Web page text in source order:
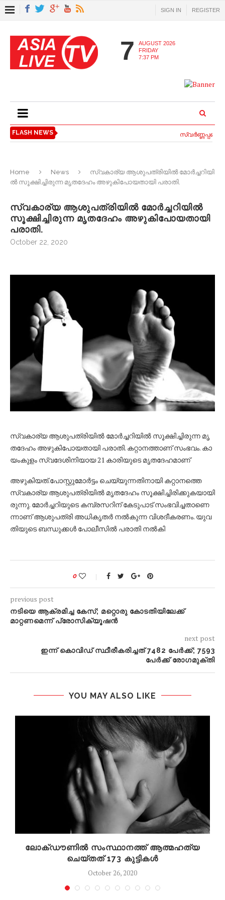
SIGN IN REGISTER
7
AUGUST 2026
FRIDAY
7:37 PM
FLASH NEWS സ്വര്‍ണ്ണപ്പണയ
Home News
സ്വ​കാ​ര്യ ആ​ശു​പ​ത്രി​യി​ൽ മോ​ർ​ച്ച​റി​യി​
ൽ സൂ​ക്ഷി​ച്ചി​രു​ന്ന മൃ​ത​ദേ​ഹം അ​ഴു​കി​പോ​യ​താ​യി പ​രാ​തി.
സ്വ​കാ​ര്യ ആ​ശു​പ​ത്രി​യി​ൽ മോ​ർ​ച്ച​റി​യി​ൽ
സൂ​ക്ഷി​ച്ചി​രു​ന്ന മൃ​ത​ദേ​ഹം അ​ഴു​കി​പോ​യ​താ​യി
പ​രാ​തി.
October 22, 2020
സ്വ​കാ​ര്യ ആ​ശു​പ​ത്രി​യി​ൽ മോ​ർ​ച്ച​റി​യി​ൽ സൂ​ക്ഷി​ച്ചി​രു​ന്ന മൃ​
ത​ദേ​ഹം അ​ഴു​കി​പോ​യ​താ​യി പ​രാ​തി. ക​റ്റാ​ന​ത്താ​ണ് സം​ഭ​വം. കാ​
യം​കു​ളം സ്വ​ദേ​ശി​നി​യാ​യ 21 കാ​രി​യു​ടെ മൃ​ത​ദേ​ഹ​മാ​ണ്
അ​ഴു​കി​യ​ത്.പോ​സ്റ്റു​മോ​ർ​ട്ടം ചെ​യ്യു​ന്ന​തി​നാ​യി ക​റ്റാ​ന​ത്തെ
സ്വ​കാ​ര്യ ആ​ശു​പ​ത്രി​യി​ൽ മൃ​ത​ദേ​ഹം സൂ​ക്ഷി​ച്ചി​രി​ക്കു​ക​യാ​യി​
രു​ന്നു. മോ​ർ​ച്ച​റി​യു​ടെ ക​മ്പ്ര​സ​റി​ന് കേ​ടു​പാ​ട് സം​ഭ​വി​ച്ച​താ​ണെ​
ന്നാ​ണ് ആ​ശു​പ​ത്രി അ​ധി​കൃ​ത​ർ ന​ൽ​കു​ന്ന വി​ശ​ദീ​ക​ര​ണം. യു​വ​
തി​യു​ടെ ബ​ന്ധു​ക്ക​ൾ പോ​ലീ​സി​ൽ പ​രാ​തി ന​ൽ​കി
0
previous post
നടിയെ ആക്രമിച്ച കേസ്; മറ്റൊരു കോടതിയിലേക്ക്
മാറ്റണമെന്ന് പ്രോസിക്യൂഷന്‍
next post
ഇന്ന് കൊവിഡ് സ്ഥീരീകരിച്ചത് 7482 പേര്‍ക്ക്; 7593
പേര്‍ക്ക് രോഗമുക്തി
YOU MAY ALSO LIKE
ലോക്ഡൗണില്‍ സംസ്ഥാനത്ത് ആത്മഹത്യ
ചെയ്​തത്​ 173 കുട്ടികള്‍
October 26, 2020